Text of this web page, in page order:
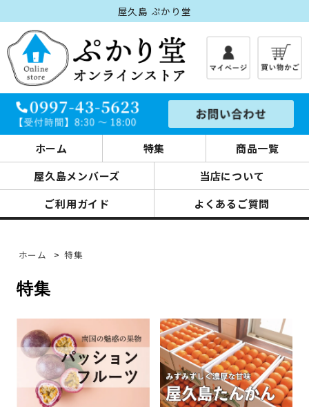
屋久島 ぷかり堂
ホーム 特集
商品一覧
屋久島メンバーズ
当店について
ご利用ガイド
よくあるご質問
ホーム > 特集
特集